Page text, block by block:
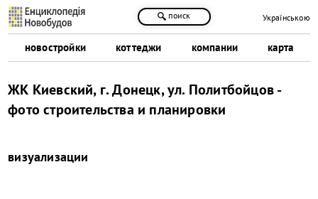
новостройки коттеджи компании карта
поиск Українською
ЖК Киевский, г. Донецк, ул. Политбойцов -
фото строительства и планировки
визуализации